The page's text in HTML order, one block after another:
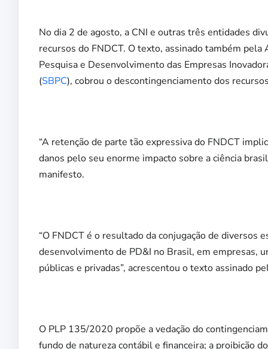
No dia 2 de agosto, a CNI e outras três entidades
recursos do FNDCT. O texto, assinado também pela
Pesquisa e Desenvolvimento das Empresas
(SBPC), cobrou o descontingenciamento dos
“A retenção de parte tão expressiva do FNDCT
danos pelo seu enorme impacto sobre a ciência
manifesto.
“O FNDCT é o resultado da conjugação de diversos
desenvolvimento de PD&I no Brasil, em empresas,
públicas e privadas”, acrescentou o texto assinado
O PLP 135/2020 propõe a vedação do
fundo de natureza contábil e financeira; a proibição